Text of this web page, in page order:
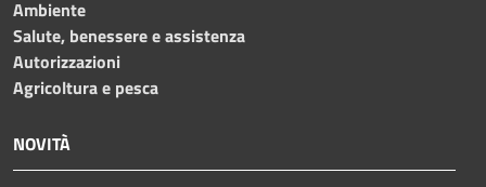
Ambiente
Salute, benessere e assistenza
Autorizzazioni
Agricoltura e pesca
NOVITÀ